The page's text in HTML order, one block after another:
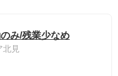
み/残業少なめ
見